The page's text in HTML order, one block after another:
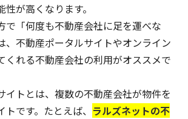
が高くなります。
で「何度も不動産会社に足を運べな
、不動産ポータルサイトやオンライン
くれる不動産会社の利用がオススメで
イトとは、複数の不動産会社が物件を
です。たとえば、 ラルズネットの不